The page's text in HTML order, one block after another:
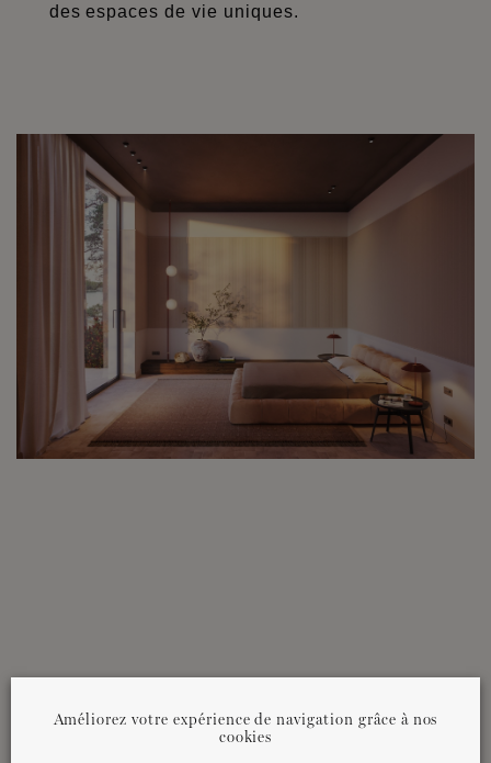
des espaces de vie uniques.
Améliorez votre expérience de navigation grâce à nos
cookies